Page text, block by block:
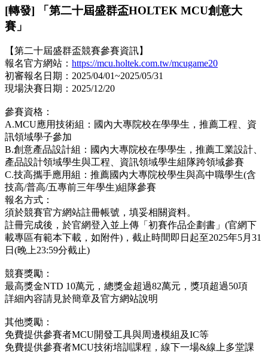
[轉發] 「第二十屆盛群盃HOLTEK MCU創意大
賽」
【第二十屆盛群盃競賽參賽資訊】
報名官方網站： https://mcu.holtek.com.tw/mcugame20
初審報名日期：2025/04/01~2025/05/31
現場決賽日期：2025/12/20
參賽資格：
A.MCU應用技術組：國內大專院校在學學生，推薦工程、資
訊領域學子參加
B.創意產品設計組：國內大專院校在學學生，推薦工業設計、
產品設計領域學生與工程、資訊領域學生組隊跨領域參賽
C.技高攜手應用組：推薦國內大專院校學生與高中職學生(含
技高/普高/五專前三年學生)組隊參賽
報名方式：
須於競賽官方網站註冊帳號，填妥相關資料。
註冊完成後，於官網登入並上傳「初賽作品企劃書」(官網下
載專區有範本下載，如附件)，截止時間即日起至2025年5月31
日(晚上23:59分截止)
競賽獎勵：
最高獎金NTD 10萬元，總獎金超過82萬元，獎項超過50項
詳細內容請見於簡章及官方網站說明
其他獎勵：
免費提供參賽者MCU開發工具與周邊模組及IC等
免費提供參賽者MCU技術培訓課程，線下一場&線上多堂課